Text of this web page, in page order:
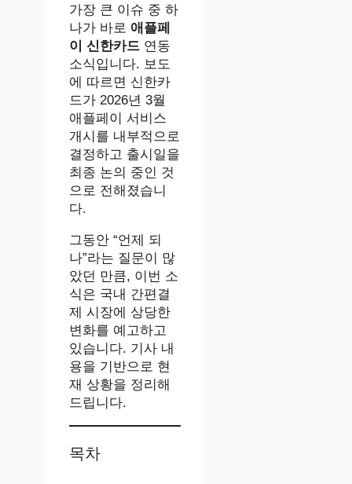
가장 큰 이슈 중 하
나가 바로 애플페
이 신한카드 연동
소식입니다. 보도
에 따르면 신한카
드가 2026년 3월
애플페이 서비스
개시를 내부적으로
결정하고 출시일을
최종 논의 중인 것
으로 전해졌습니
다.
그동안 “언제 되
나”라는 질문이 많
았던 만큼, 이번 소
식은 국내 간편결
제 시장에 상당한
변화를 예고하고
있습니다. 기사 내
용을 기반으로 현
재 상황을 정리해
드립니다.
목차